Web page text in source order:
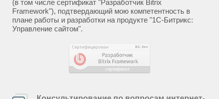
(в том числе сертификат "Разработчик Bitrix
Framework"), подтвердающий мою компетентность в
плане работы и разработки на продукте "1С-Битрикс:
Управление сайтом".